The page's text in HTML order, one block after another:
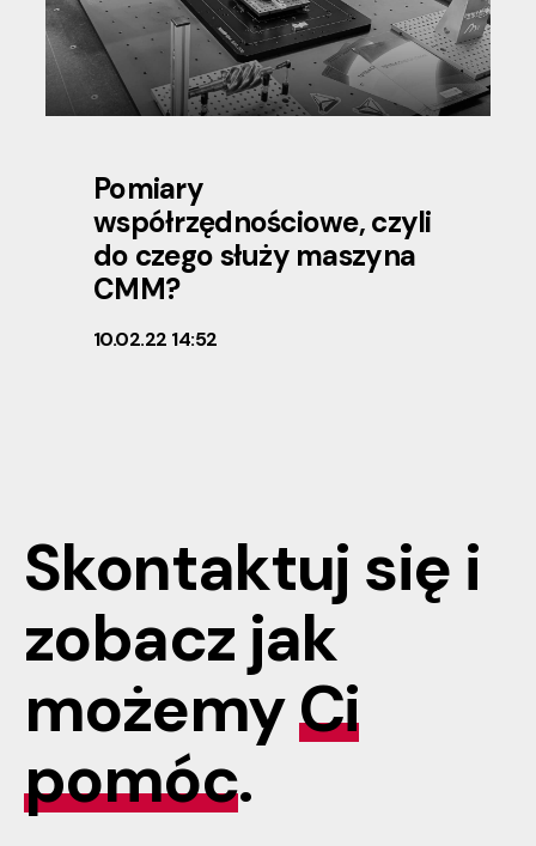
Pomiary
współrzędnościowe, czyli
do czego służy maszyna
CMM?
10.02.22 14:52
Skontaktuj się i
zobacz jak
możemyCi
pomóc.